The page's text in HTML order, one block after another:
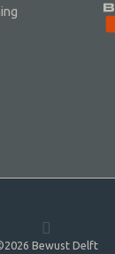
Bewust Delft